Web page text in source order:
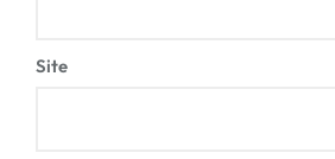
Site